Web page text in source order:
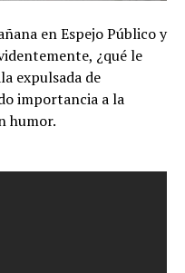
en Espejo Público y
¿qué le
expulsada de
importancia a la
humor.